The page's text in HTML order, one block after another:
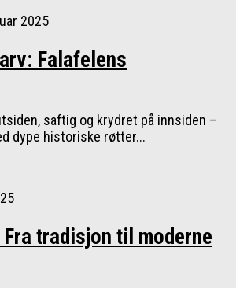
2025
Falafelens
saftig og krydret på innsiden –
dype historiske røtter...
tradisjon til moderne